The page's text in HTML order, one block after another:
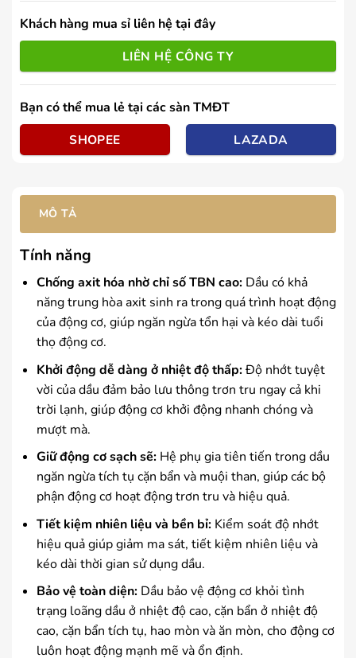
Khách hàng mua sỉ liên hệ tại đây
LIÊN HỆ CÔNG TY
Bạn có thể mua lẻ tại các sàn TMĐT
SHOPEE LAZADA
MÔ TẢ
Tính năng
Chống axit hóa nhờ chỉ số TBN cao:Dầu có khả
năng trung hòa axit sinh ra trong quá trình hoạt động
của động cơ, giúp ngăn ngừa tổn hại và kéo dài tuổi
thọ động cơ.
Khởi động dễ dàng ở nhiệt độ thấp:Độ nhớt tuyệt
vời của dầu đảm bảo lưu thông trơn tru ngay cả khi
trời lạnh, giúp động cơ khởi động nhanh chóng và
mượt mà.
Giữ động cơ sạch sẽ:Hệ phụ gia tiên tiến trong dầu
ngăn ngừa tích tụ cặn bẩn và muội than, giúp các bộ
phận động cơ hoạt động trơn tru và hiệu quả.
Tiết kiệm nhiên liệu và bền bỉ:Kiểm soát độ nhớt
hiệu quả giúp giảm ma sát, tiết kiệm nhiên liệu và
kéo dài thời gian sử dụng dầu.
Bảo vệ toàn diện:Dầu bảo vệ động cơ khỏi tình
trạng loãng dầu ở nhiệt độ cao, cặn bẩn ở nhiệt độ
cao, cặn bẩn tích tụ, hao mòn và ăn mòn, cho động cơ
luôn hoạt động mạnh mẽ và ổn định.